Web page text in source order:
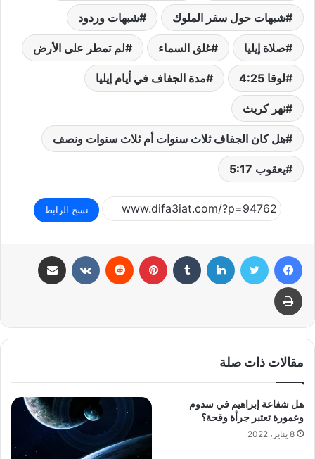
شبهات حول سفر الملوك شبهات وردود
صلاة إيليا غلق السماء لم تمطر على الأرض
لوقا 4:25 مدة الجفاف في أيام إيليا
نهر كريث
هل كان الجفاف ثلاث سنوات أم ثلاث سنوات ونصف
يعقوب 5:17
نسخ الرابط
فيسبوك تويتر لينكدإن بينتيريست
طباعة
مقالات ذات صلة
هل شفاعة إبراهيم في سدوم
وعمورة تعتبر جرأة وقحة؟
8 يناير، 2022